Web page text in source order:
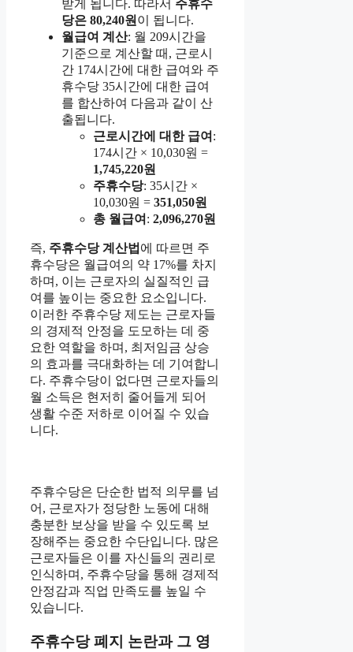
받게 됩니다. 따라서 주휴수
당은 80,240원 이 됩니다.
월급여 계산: 월 209시간을
기준으로 계산할 때, 근로시
간 174시간에 대한 급여와 주
휴수당 35시간에 대한 급여
를 합산하여 다음과 같이 산
출됩니다.
근로시간에 대한 급여 :
174시간 × 10,030원 =
1,745,220원
주휴수당: 35시간 ×
10,030원 = 351,050원
총 월급여 : 2,096,270원
즉, 주휴수당 계산법 에 따르면 주
휴수당은 월급여의 약 17%를 차지
하며, 이는 근로자의 실질적인 급
여를 높이는 중요한 요소입니다.
이러한 주휴수당 제도는 근로자들
의 경제적 안정을 도모하는 데 중
요한 역할을 하며, 최저임금 상승
의 효과를 극대화하는 데 기여합니
다. 주휴수당이 없다면 근로자들의
월 소득은 현저히 줄어들게 되어
생활 수준 저하로 이어질 수 있습
니다.
주휴수당은 단순한 법적 의무를 넘
어, 근로자가 정당한 노동에 대해
충분한 보상을 받을 수 있도록 보
장해주는 중요한 수단입니다. 많은
근로자들은 이를 자신들의 권리로
인식하며, 주휴수당을 통해 경제적
안정감과 직업 만족도를 높일 수
있습니다.
주휴수당 폐지 논란과 그 영